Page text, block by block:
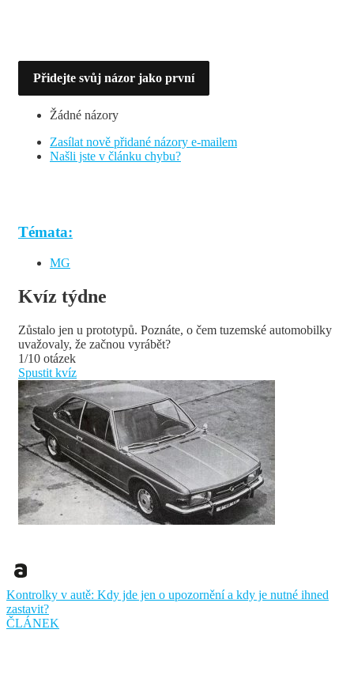
Přidejte svůj názor jako první
Žádné názory
Zasílat nově přidané názory e-mailem
Našli jste v článku chybu?
Témata:
MG
Kvíz týdne
Zůstalo jen u prototypů. Poznáte, o čem tuzemské automobilky
uvažovaly, že začnou vyrábět?
1/10 otázek
Spustit kvíz
Kontrolky v autě: Kdy jde jen o upozornění a kdy je nutné ihned
zastavit?
ČLÁNEK